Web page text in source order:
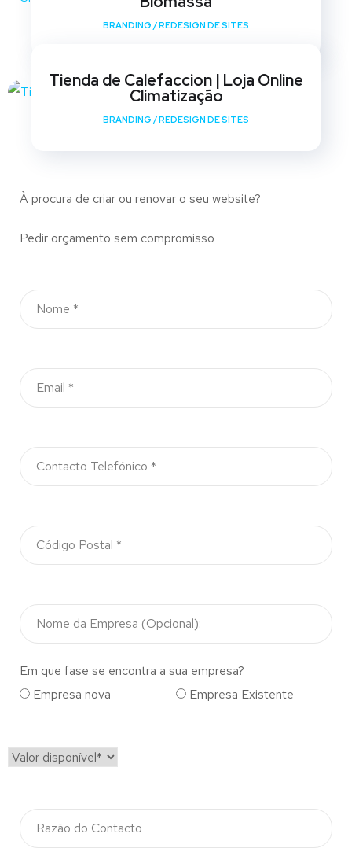
BRANDING /REDESIGN DE SITES
Tienda de Calefaccion | Loja Online
Climatização
BRANDING /REDESIGN DE SITES
À procura de criar ou renovar o seu website?
Pedir orçamento sem compromisso
Em que fase se encontra a sua empresa?
Empresa nova
Empresa Existente